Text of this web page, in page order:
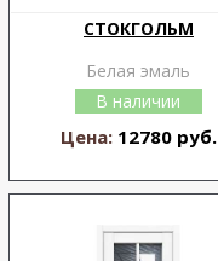
СТОКГОЛЬМ
Белая эмаль
В наличии
Цена: 12780 руб.